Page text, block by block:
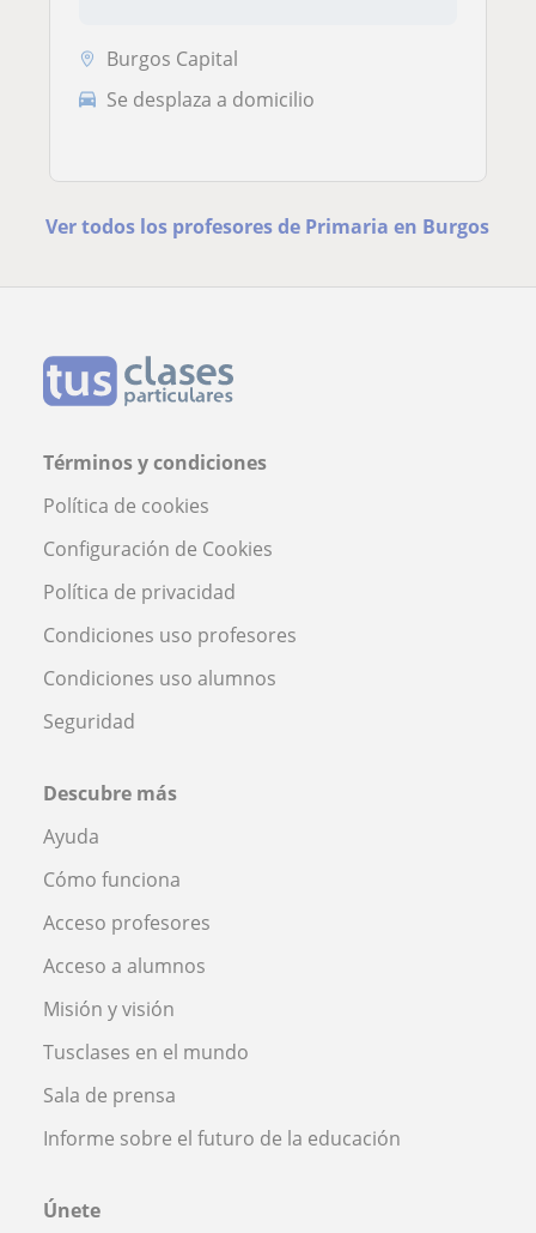
Burgos Capital
Se desplaza a domicilio
Ver todos los profesores de Primaria en Burgos
Términos y condiciones
Política de cookies
Configuración de Cookies
Política de privacidad
Condiciones uso profesores
Condiciones uso alumnos
Seguridad
Descubre más
Ayuda
Cómo funciona
Acceso profesores
Acceso a alumnos
Misión y visión
Tusclases en el mundo
Sala de prensa
Informe sobre el futuro de la educación
Únete